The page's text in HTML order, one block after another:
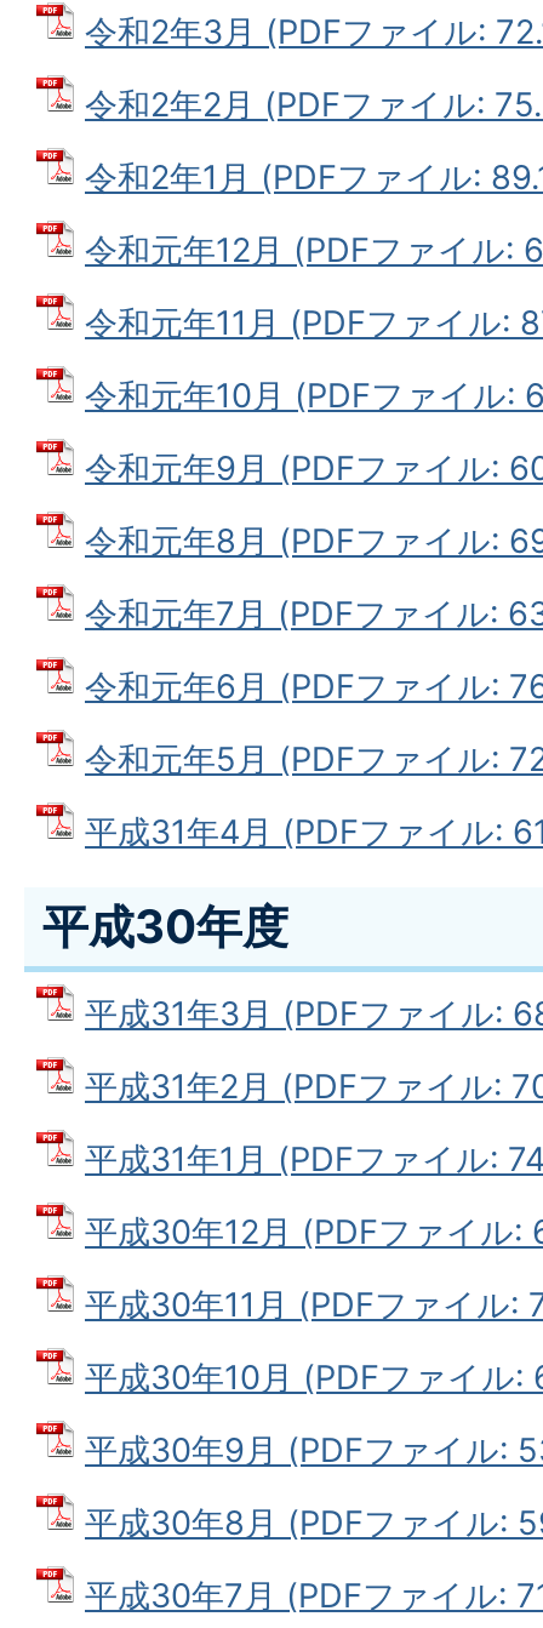
令和2年3月 (PDFファイル:
令和2年2月 (PDFファイル:
令和2年1月 (PDFファイル:
令和元年12月 (PDFファイル:
令和元年11月 (PDFファイル:
令和元年10月 (PDFファイル:
令和元年9月 (PDFファイル:
令和元年8月 (PDFファイル:
令和元年7月 (PDFファイル:
令和元年6月 (PDFファイル:
令和元年5月 (PDFファイル:
平成31年4月 (PDFファイル:
平成30年度
平成31年3月 (PDFファイル:
平成31年2月 (PDFファイル:
平成31年1月 (PDFファイル:
平成30年12月 (PDFファイル:
平成30年11月 (PDFファイル:
平成30年10月 (PDFファイル:
平成30年9月 (PDFファイル:
平成30年8月 (PDFファイル:
平成30年7月 (PDFファイル: